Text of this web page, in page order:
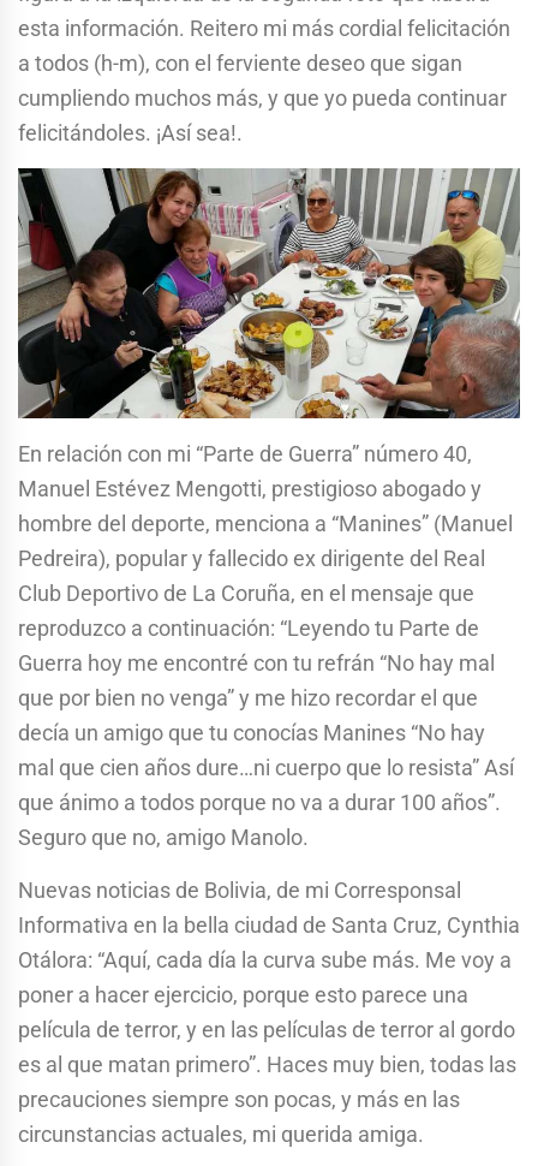
esta información. Reitero mi más cordial felicitación
a todos (h-m), con el ferviente deseo que sigan
cumpliendo muchos más, y que yo pueda continuar
felicitándoles. ¡Así sea!.
En relación con mi “Parte de Guerra” número 40,
Manuel Estévez Mengotti, prestigioso abogado y
hombre del deporte, menciona a “Manines” (Manuel
Pedreira), popular y fallecido ex dirigente del Real
Club Deportivo de La Coruña, en el mensaje que
reproduzco a continuación: “Leyendo tu Parte de
Guerra hoy me encontré con tu refrán “No hay mal
que por bien no venga” y me hizo recordar el que
decía un amigo que tu conocías Manines “No hay
mal que cien años dure…ni cuerpo que lo resista” Así
que ánimo a todos porque no va a durar 100 años”.
Seguro que no, amigo Manolo.
Nuevas noticias de Bolivia, de mi Corresponsal
Informativa en la bella ciudad de Santa Cruz, Cynthia
Otálora: “Aquí, cada día la curva sube más. Me voy a
poner a hacer ejercicio, porque esto parece una
película de terror, y en las películas de terror al gordo
es al que matan primero”. Haces muy bien, todas las
precauciones siempre son pocas, y más en las
circunstancias actuales, mi querida amiga.